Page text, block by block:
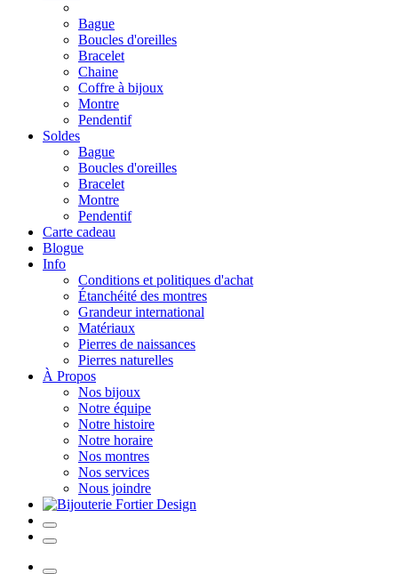
Bague
Boucles d'oreilles
Bracelet
Chaine
Coffre à bijoux
Montre
Pendentif
Soldes
Bague
Boucles d'oreilles
Bracelet
Montre
Pendentif
Carte cadeau
Blogue
Info
Conditions et politiques d'achat
Étanchéité des montres
Grandeur international
Matériaux
Pierres de naissances
Pierres naturelles
À Propos
Nos bijoux
Notre équipe
Notre histoire
Notre horaire
Nos montres
Nos services
Nous joindre